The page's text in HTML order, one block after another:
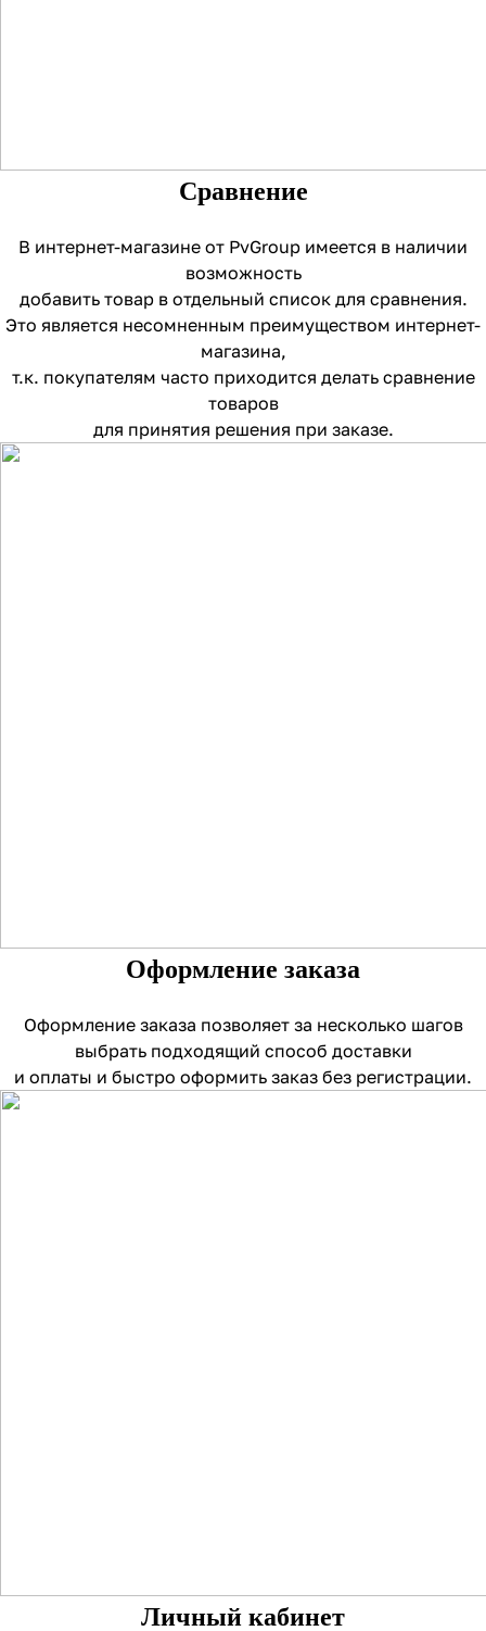
Сравнение
В интернет-магазине от PvGroup имеется в наличии
возможность
добавить товар в отдельный список для сравнения.
Это является несомненным преимуществом интернет-
магазина,
т.к. покупателям часто приходится делать сравнение
товаров
для принятия решения при заказе.
Оформление заказа
Оформление заказа позволяет за несколько шагов
выбрать подходящий способ доставки
и оплаты и быстро оформить заказ без регистрации.
Личный кабинет